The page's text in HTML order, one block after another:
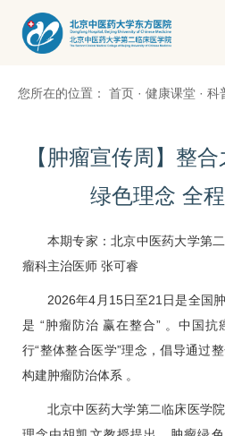
您所在的位置： 首页 · 健康课堂 · 科
【肿瘤宣传周】整合
绿色理念 全
本期专家：北京中医药大学第
瘤科主治医师 张可睿
2026年4月15日至21日是全国
是 “肿瘤防治 赢在整合” 。中国抗
行“整体整合医学”理念，倡导通过
构建肿瘤防治体系 。
北京中医药大学第二临床医学